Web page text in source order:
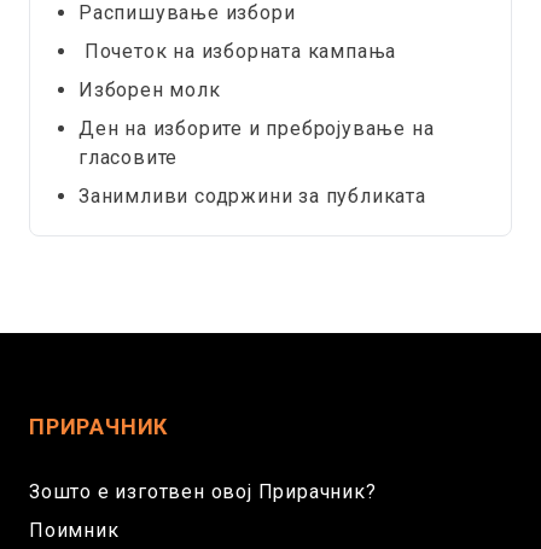
Распишување избори
Почеток на изборната кампања
Изборен молк
Ден на изборите и пребројување на
гласовите
Занимливи содржини за публиката
ПРИРАЧНИК
Зошто е изготвен овој Прирачник?
Поимник